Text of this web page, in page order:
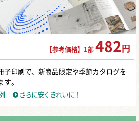
【参考価格】1部 482 円
子印刷で、新商品限定や季節カタログを
す。
さらに安くきれいに！